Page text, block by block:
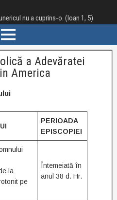
nu a cuprins-o. (Ioan 1, 5)
a Adevăratei
America
PERIOADA
EPISCOPIEI
la
pe
Întemeiată în
anul 38 d. Hr.